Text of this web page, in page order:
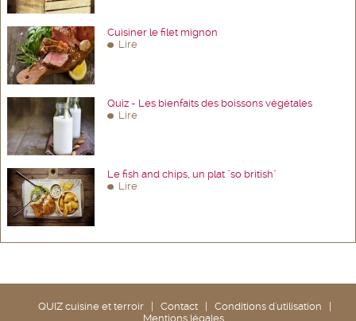
Cuisiner le filet mignon
Lire
Quiz - Les bienfaits des boissons végétales
Lire
Le fish and chips, un plat "so british"
Lire
QUIZ cuisine et terroir Contact Conditions d'utilisation
Mentions légales